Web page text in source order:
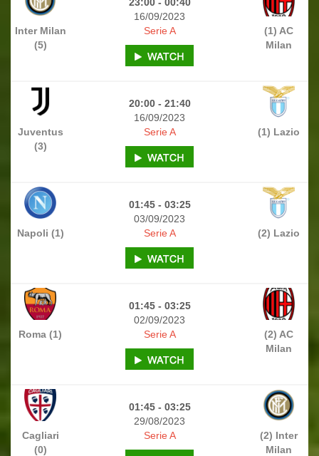
16/09/2023
Inter Milan
(5)
(1) AC
Milan
Serie A
20:00 - 21:40
16/09/2023
Juventus
(3)
(1) Lazio
Serie A
01:45 - 03:25
03/09/2023
Napoli (1)
(2) Lazio
Serie A
01:45 - 03:25
02/09/2023
Roma (1)
(2) AC
Milan
Serie A
01:45 - 03:25
29/08/2023
Cagliari
(0)
(2) Inter
Milan
Serie A